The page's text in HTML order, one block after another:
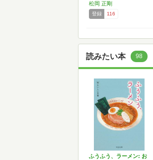
松岡 正剛
登録 116
読みたい本 98
ふうふう、ラーメン: お